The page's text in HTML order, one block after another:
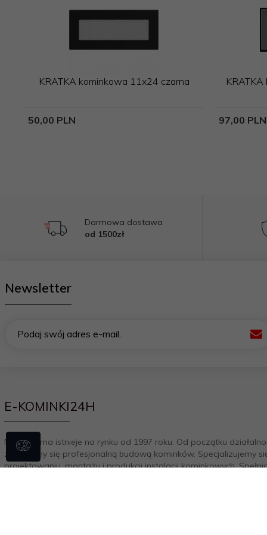
KRATKA kominkowa 11x24 czarna
50,00 PLN 97,00 PLN
Darmowa dostawa
od 1500zł
Newsletter
Podaj swój adres e-mail..
E-KOMINKI24H
Nasza firma istnieje na rynku od 1997 roku. Od początku
zajmujemy się profesjonalną budową kominków. Specjalizujemy
projektowaniu, montażu i produkcji instalacji kominkowych.